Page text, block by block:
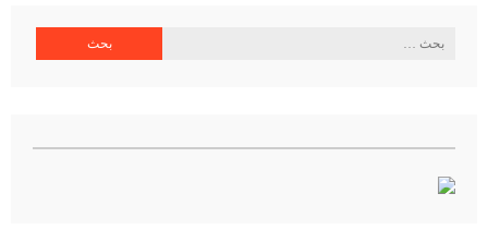
البحث